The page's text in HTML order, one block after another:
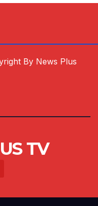
By News Plus
TV